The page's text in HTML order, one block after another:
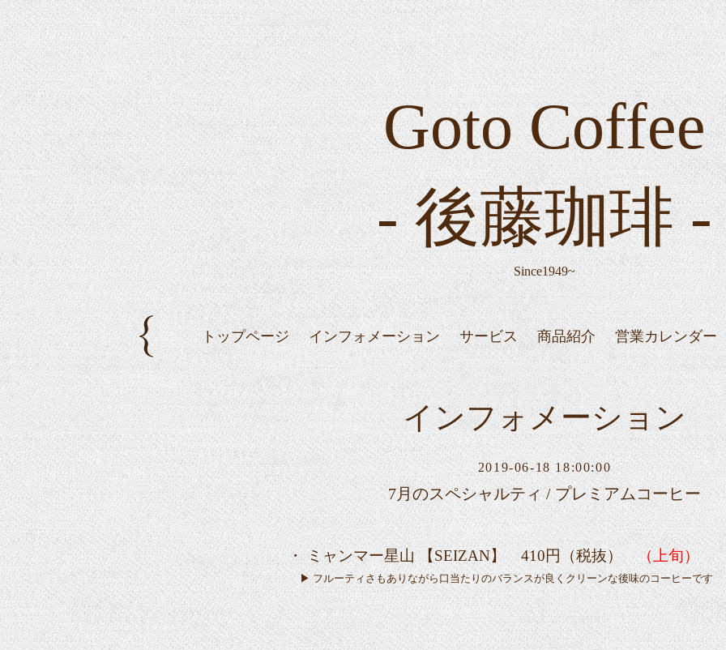
Goto Coffee
- 後藤珈琲 -
Since1949~
トップページ インフォメーション サービス 商品紹介 営業カレンダー
インフォメーション
2019-06-18 18:00:00
7月のスペシャルティ / プレミアムコーヒー
・ ミャンマー星山 【SEIZAN】 410円（税抜） （上旬）
▶ フルーティさもありながら口当たりのバランスが良くクリーンな後味のコーヒーです